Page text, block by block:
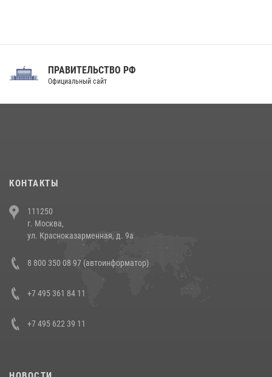
Праздник «Один день с Росгвардией» к 105-летию Центрального
напавших на бригаду скорой помощи (видео)
14 июля 2026, 12:20
В Росгвардии прошла военно-научная конференция по обобщению
боевого опыта
ПРАВИТЕЛЬСТВО РФ
Официальный сайт
КОНТАКТЫ
111250
г. Москва,
ул. Красноказарменная, д. 9а
8 800 350 08 97 (автоинформатор)
+7 495 361 84 11
+7 495 622 39 11